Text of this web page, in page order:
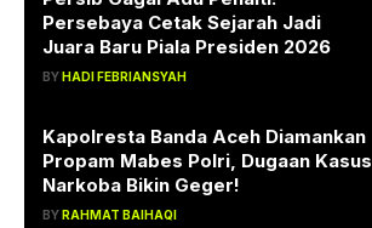
Persebaya Cetak Sejarah Jadi
Juara Baru Piala Presiden 2026
BY HADI FEBRIANSYAH
Kapolresta Banda Aceh Diamankan
Propam Mabes Polri, Dugaan Kasus
Narkoba Bikin Geger!
BY RAHMAT BAIHAQI